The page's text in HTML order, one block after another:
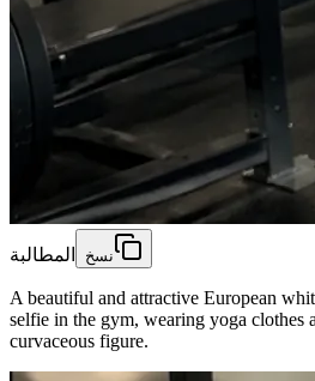
المطالبة نسخ
A beautiful and attractive European
selfie in the gym, wearing yoga clothes
curvaceous figure.